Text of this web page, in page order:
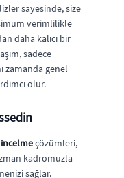
sayesinde, size
verimlilikle
daha kalıcı bir
sadece
zamanda genel
olur.
çözümleri,
kadromuzla
sağlar.